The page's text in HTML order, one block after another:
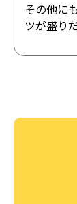
その他に
ツが盛り